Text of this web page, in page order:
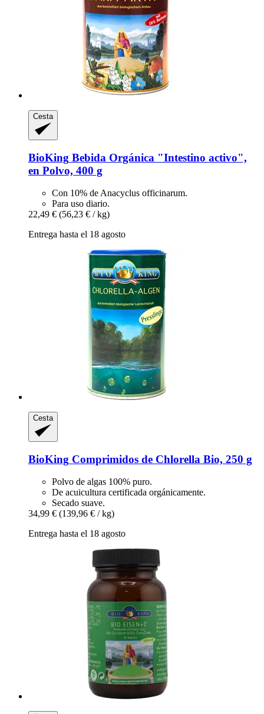
Cesta
BioKing Bebida Orgánica "Intestino activo",
en Polvo, 400 g
Con 10% de Anacyclus officinarum.
Para uso diario.
22,49 € (56,23 € / kg)
Entrega hasta el 18 agosto
Cesta
BioKing Comprimidos de Chlorella Bio, 250 g
Polvo de algas 100% puro.
De acuicultura certificada orgánicamente.
Secado suave.
34,99 € (139,96 € / kg)
Entrega hasta el 18 agosto